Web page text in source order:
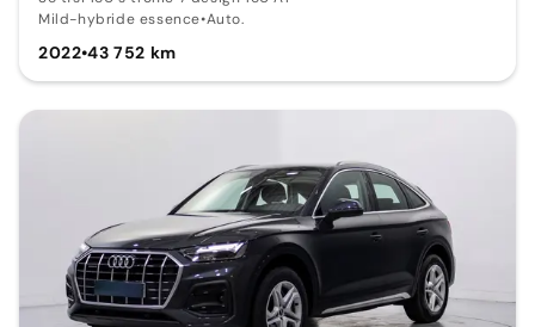
Mild-hybride essence•Auto.
2022•43 752 km